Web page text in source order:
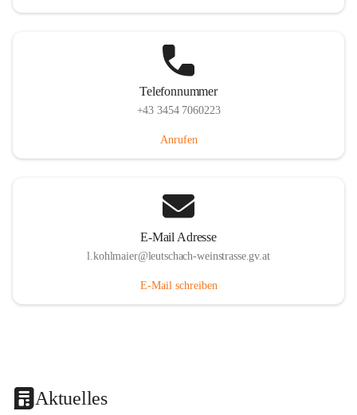
Telefonnummer
+43 3454 7060223
Anrufen
E-Mail Adresse
l.kohlmaier@leutschach-weinstrasse.gv.at
E-Mail schreiben
Aktuelles